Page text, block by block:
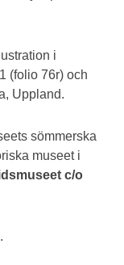
i
(folio 76r) och
Uppland.
sömmerska
museet i
c/o